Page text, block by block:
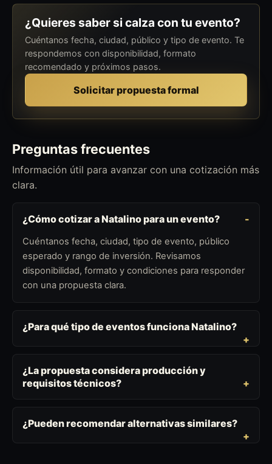
¿Quieres saber si calza con tu evento?
Cuéntanos fecha, ciudad, público y tipo de evento. Te
respondemos con disponibilidad, formato
recomendado y próximos pasos.
Solicitar propuesta formal
Preguntas frecuentes
Información útil para avanzar con una cotización más
clara.
¿Cómo cotizar a Natalino para un evento?
Cuéntanos fecha, ciudad, tipo de evento, público
esperado y rango de inversión. Revisamos
disponibilidad, formato y condiciones para responder
con una propuesta clara.
¿Para qué tipo de eventos funciona Natalino?
¿La propuesta considera producción y
requisitos técnicos?
¿Pueden recomendar alternativas similares?